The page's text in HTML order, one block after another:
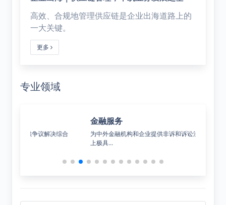
高效、合规地管理供应链是企业出海道路上的
一大关键。
更多
专业领域
为中外金融机构和企业提供非诉和诉讼法律服务，在市场